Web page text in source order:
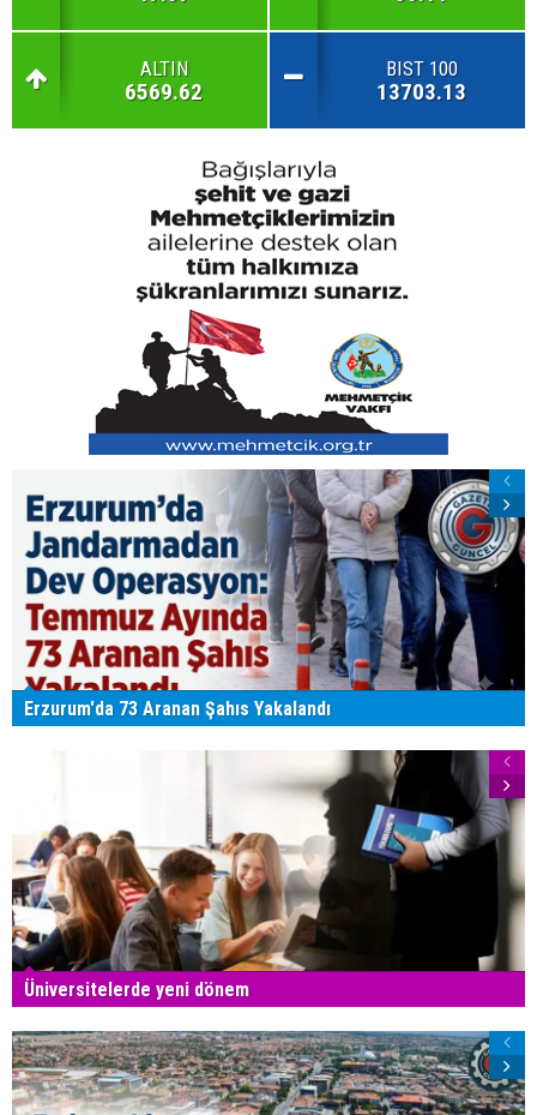
ALTIN
6569.62
BIST 100
13703.13
Erzurum'da 73 Aranan Şahıs Yakalandı
Üniversitelerde yeni dönem